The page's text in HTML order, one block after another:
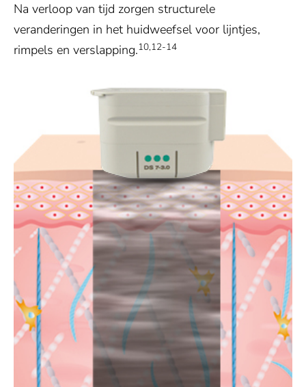
Na verloop van tijd zorgen structurele
veranderingen in het huidweefsel voor lijntjes,
rimpels en verslapping.10,12-14